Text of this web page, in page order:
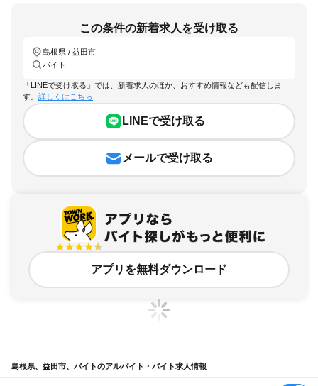
この条件の新着求人を受け取る
島根県 / 益田市
バイト
「LINEで受け取る」では、新着求人のほか、おすすめ情報なども配信しま
す。 詳しくはこちら
LINEで受け取る
メールで受け取る
アプリを無料ダウンロード
島根県、益田市、バイトのアルバイト・バイト求人情報